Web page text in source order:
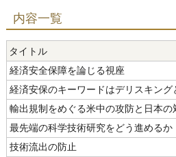
内容一覧
タイトル
経済安全保障を論じる視座
経済安保のキーワードはデリスキン
輸出規制をめぐる米中の攻防と日本の
最先端の科学技術研究をどう進めるか
技術流出の防止